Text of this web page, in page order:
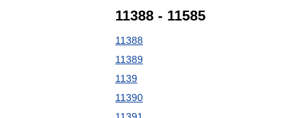
11388 - 11585
11388
11389
1139
11390